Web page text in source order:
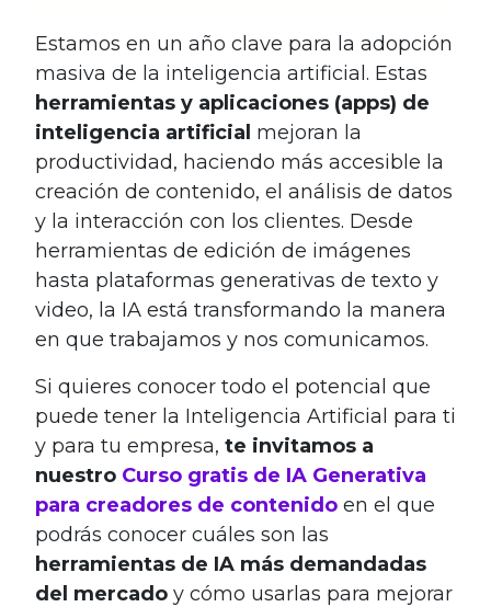
Estamos en un año clave para la adopción
masiva de la inteligencia artificial. Estas
herramientas y aplicaciones (apps) de
inteligencia artificial mejoran la
productividad, haciendo más accesible la
creación de contenido, el análisis de datos
y la interacción con los clientes. Desde
herramientas de edición de imágenes
hasta plataformas generativas de texto y
video, la IA está transformando la manera
en que trabajamos y nos comunicamos.
Si quieres conocer todo el potencial que
puede tener la Inteligencia Artificial para ti
y para tu empresa, te invitamos a
nuestro Curso gratis de IA Generativa
para creadores de contenido en el que
podrás conocer cuáles son las
herramientas de IA más demandadas
del mercado y cómo usarlas para mejorar